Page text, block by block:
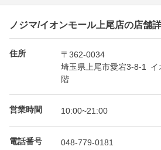
ノジマ/イオンモール上尾店の店舗
住所
〒362-0034
埼玉県上尾市愛宕3-8-1 イ
階
営業時間 10:00~21:00
電話番号 048-779-0181